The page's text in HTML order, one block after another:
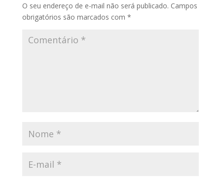
O seu endereço de e-mail não será publicado. Campos
obrigatórios são marcados com *